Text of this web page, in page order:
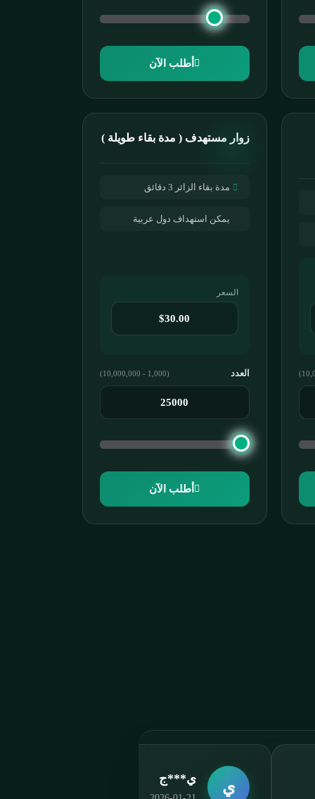
أطلب الآن
زوار مستهدف ( مدة بقاء طويلة )
مدة بقاء الزائر 3 دقائق
يمكن استهداف دول عربية
السعر
العدد (1,000 - 10,000,000)
أطلب الآن
M